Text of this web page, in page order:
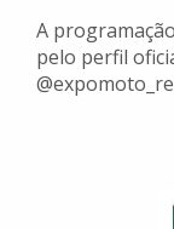
A
pelo perfil